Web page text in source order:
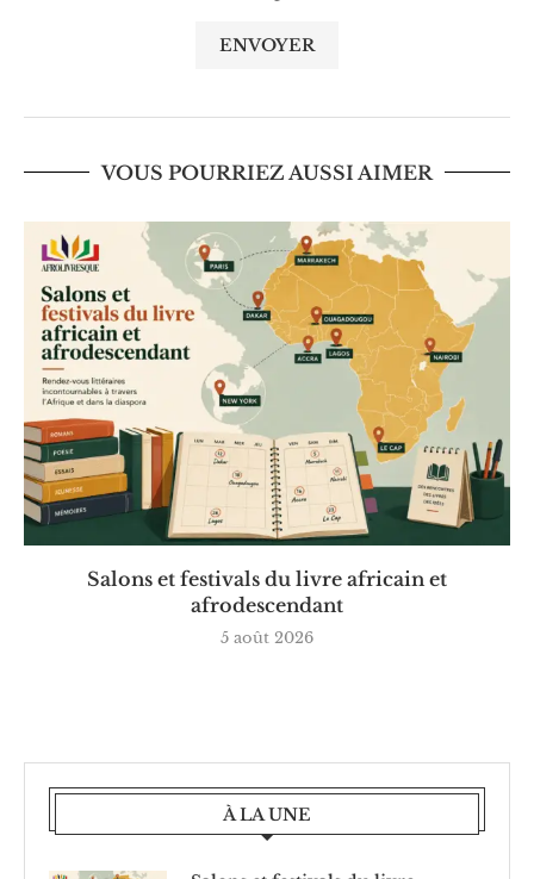
VOUS POURRIEZ AUSSI AIMER
Salons et festivals du livre africain et
afrodescendant
5 août 2026
À LA UNE